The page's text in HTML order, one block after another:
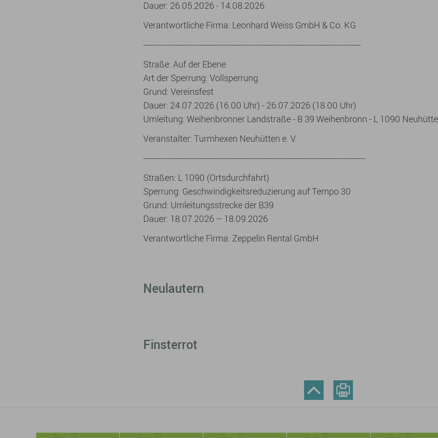
Dauer: 26.05.2026 - 14.08.2026
Verantwortliche Firma: Leonhard Weiss GmbH & Co. KG
-----------------------------------------------------------------------------------------
Straße: Auf der Ebene
Art der Sperrung: Vollsperrung
Grund: Vereinsfest
Dauer: 24.07.2026 (16.00 Uhr) - 26.07.2026 (18.00 Uhr)
Umleitung: Weihenbronner Landstraße - B 39 Weihenbronn - L 1090
Veranstalter: Turmhexen Neuhütten e. V.
-------------------------------------------------------------------------------------------
Straßen: L 1090 (Ortsdurchfahrt)
Sperrung: Geschwindigkeitsreduzierung auf Tempo 30
Grund: Umleitungsstrecke der B39
Dauer: 18.07.2026 – 18.09.2026
Verantwortliche Firma: Zeppelin Rental GmbH
Neulautern
Finsterrot